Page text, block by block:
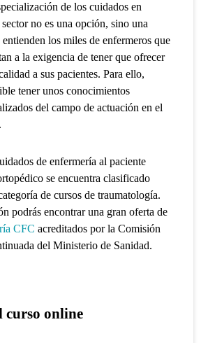
de los cuidados en
no es una opción, sino una
los miles de enfermeros que
a la exigencia de tener que ofrecer
a sus pacientes. Para ello,
tener unos conocimientos
del campo de actuación en el
de enfermería al paciente
se encuentra clasificado
decursos de traumatología.
podrás encontrar una gran oferta de
CFC acreditados por la Comisión
del Ministerio de Sanidad.
curso online